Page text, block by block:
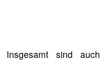
Insgesamt sind